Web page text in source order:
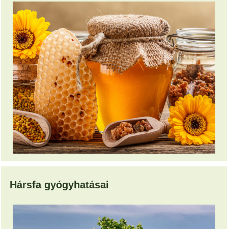
Hársfa gyógyhatásai